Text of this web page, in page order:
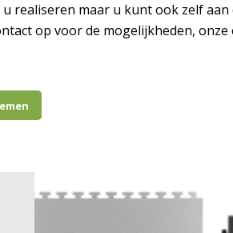
realiseren maar u kunt ook zelf aan
op voor de mogelijkheden,